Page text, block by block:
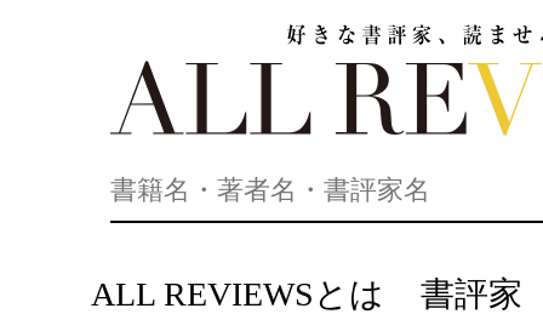
ALL REVIEWSとは
書評家